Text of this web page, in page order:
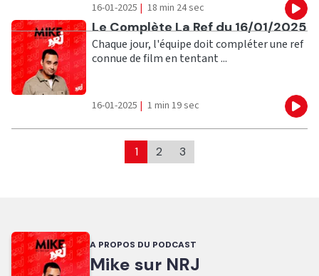
16-01-2025 | 18 min 24 sec
Ecouter
Le Complète La Ref du 16/01/2025
Chaque jour, l'équipe doit compléter une ref
connue de film en tentant ...
16-01-2025 | 1 min 19 sec
1 2 3
A PROPOS DU PODCAST
Mike sur NRJ